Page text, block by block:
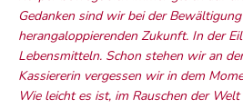
Gedanken sind wir bei der
herangaloppierenden Zukunft. In der
Lebensmitteln. Schon stehen wir an
Kassiererin vergessen wir in dem
Wie leicht es ist, im Rauschen der